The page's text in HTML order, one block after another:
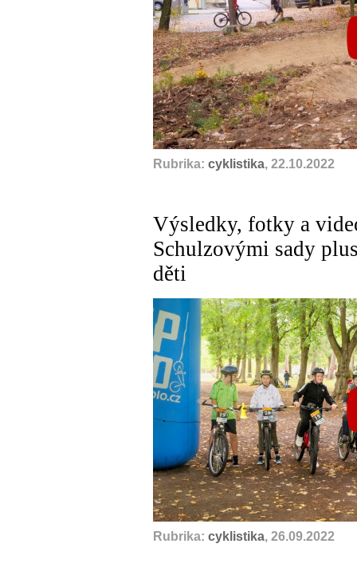
Rubrika: cyklistika, 22.10.2022
Výsledky, fotky a
Schulzovými sady
děti
Rubrika: cyklistika, 26.09.2022